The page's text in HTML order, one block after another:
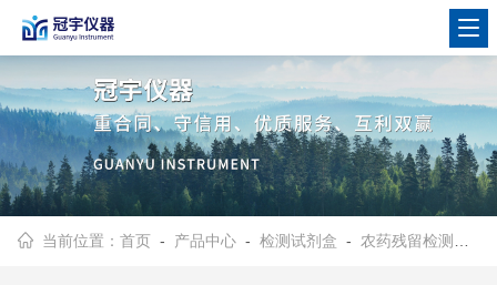
当前位置：首页 - 产品中心 -检测试剂盒 - 农药残留检测试剂